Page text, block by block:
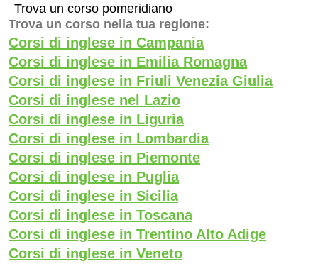
Trova un corso pomeridiano
Trova un corso nella tua regione:
Corsi di inglese in Campania
Corsi di inglese in Emilia Romagna
Corsi di inglese in Friuli Venezia Giulia
Corsi di inglese nel Lazio
Corsi di inglese in Liguria
Corsi di inglese in Lombardia
Corsi di inglese in Piemonte
Corsi di inglese in Puglia
Corsi di inglese in Sicilia
Corsi di inglese in Toscana
Corsi di inglese in Trentino Alto Adige
Corsi di inglese in Veneto